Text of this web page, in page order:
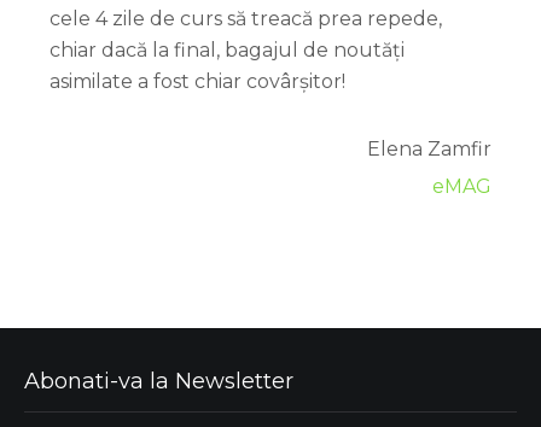
cele 4 zile de curs să treacă prea repede,
chiar dacă la final, bagajul de noutăți
asimilate a fost chiar covârșitor!
Elena Zamfir
eMAG
Abonati-va la Newsletter